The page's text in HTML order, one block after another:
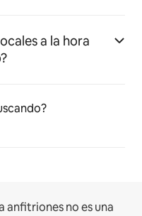
a la hora
anfitriones no es una